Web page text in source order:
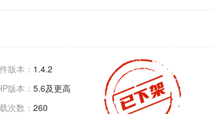
版本： 1.4.2
版本： 5.6及更高
次数： 260